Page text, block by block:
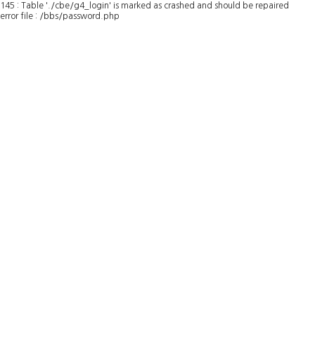
145 : Table './cbe/g4_login' is marked as crashed and should be repaired
error file : /bbs/password.php